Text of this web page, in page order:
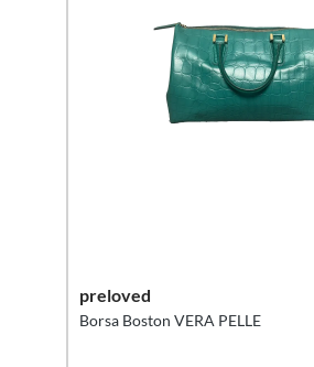
preloved
Borsa Boston VERA PELLE